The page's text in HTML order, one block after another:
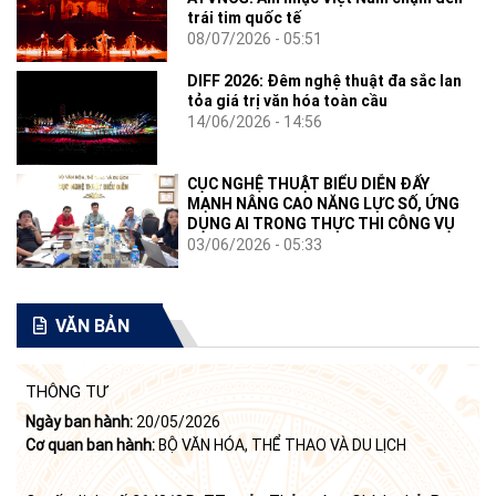
trái tim quốc tế
08/07/2026 - 05:51
DIFF 2026: Đêm nghệ thuật đa sắc lan
tỏa giá trị văn hóa toàn cầu
14/06/2026 - 14:56
CỤC NGHỆ THUẬT BIỂU DIỄN ĐẨY
MẠNH NÂNG CAO NĂNG LỰC SỐ, ỨNG
DỤNG AI TRONG THỰC THI CÔNG VỤ
03/06/2026 - 05:33
VĂN BẢN
THÔNG TƯ
Ngày ban hành: 20/05/2026
Cơ quan ban hành:BỘ VĂN HÓA, THỂ THAO VÀ DU LỊCH